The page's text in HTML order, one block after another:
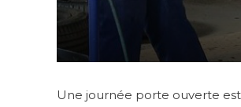
Une journée porte ouverte est